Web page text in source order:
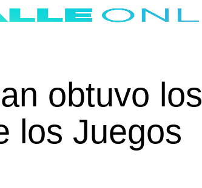
obtuvo los
los Juegos